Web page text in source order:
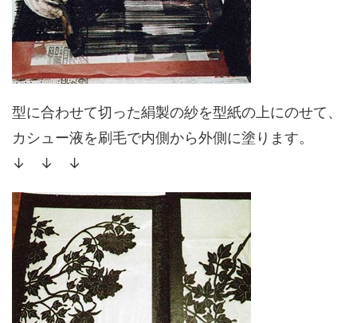
型に合わせて切った絹製の紗を型紙の上にのせて、
カシュー液を刷毛で内側から外側に塗ります。
↓ ↓ ↓